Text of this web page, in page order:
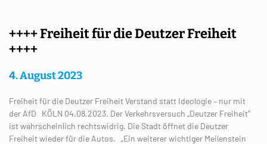
++++ Freiheit für die Deutzer Freiheit
++++
4. August 2023
Freiheit für die Deutzer Freiheit Verstand statt Ideologie – nur mit
der AfD KÖLN 04.08.2023. Der Verkehrsversuch „Deutzer Freiheit“
ist wahrscheinlich rechtswidrig. Die Stadt öffnet die Deutzer
Freiheit wieder für die Autos. „Ein weiterer wichtiger Meilenstein